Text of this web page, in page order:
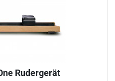
Rudergerät